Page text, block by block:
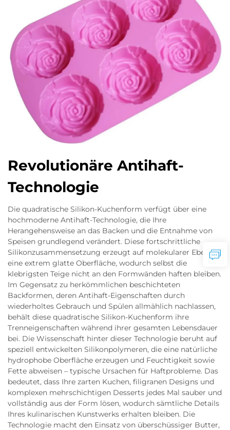
Revolutionäre Antihaft-
Technologie
Die quadratische Silikon-Kuchenform verfügt über eine
hochmoderne Antihaft-Technologie, die Ihre
Herangehensweise an das Backen und die Entnahme von
Speisen grundlegend verändert. Diese fortschrittliche
Silikonzusammensetzung erzeugt auf molekularer Ebene
eine extrem glatte Oberfläche, wodurch selbst die
klebrigsten Teige nicht an den Formwänden haften bleiben.
Im Gegensatz zu herkömmlichen beschichteten
Backformen, deren Antihaft-Eigenschaften durch
wiederholtes Gebrauch und Spülen allmählich nachlassen,
behält diese quadratische Silikon-Kuchenform ihre
Trenneigenschaften während ihrer gesamten Lebensdauer
bei. Die Wissenschaft hinter dieser Technologie beruht auf
speziell entwickelten Silikonpolymeren, die eine natürliche
hydrophobe Oberfläche erzeugen und Feuchtigkeit sowie
Fette abweisen – typische Ursachen für Haftprobleme. Das
bedeutet, dass Ihre zarten Kuchen, filigranen Designs und
komplexen mehrschichtigen Desserts jedes Mal sauber und
vollständig aus der Form lösen, wodurch sämtliche Details
Ihres kulinarischen Kunstwerks erhalten bleiben. Die
Technologie macht den Einsatz von überschüssiger Butter,